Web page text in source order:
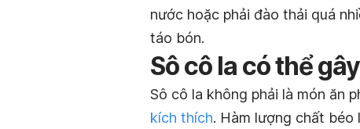
nước hoặc phải đào thải quá
táo bón.
Sô cô la có thể
Sô cô la không phải là món ăn
kích thích. Hàm lượng chất béo